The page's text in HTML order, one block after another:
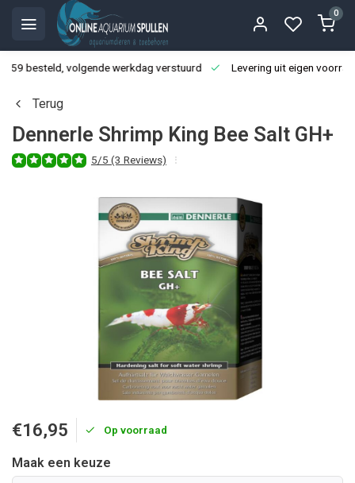
0
besteld, volgende werkdag verstuurd Levering uit eigen
Terug
Dennerle Shrimp King Bee Salt GH+
5/5 (3 Reviews)
€16,95 Op voorraad
Maak een keuze